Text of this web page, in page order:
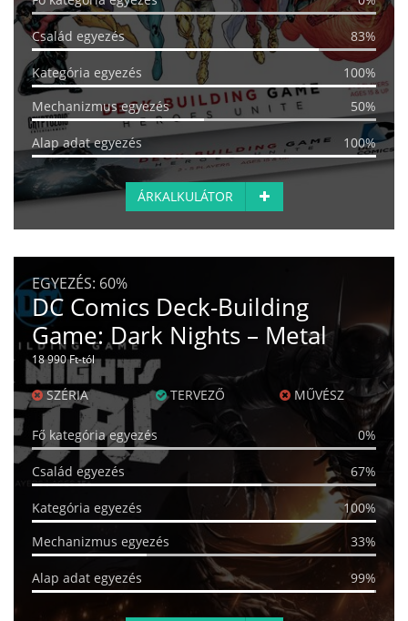
Család egyezés 83%
Kategória egyezés
100%
Mechanizmus egyezés
50%
Alap adat egyezés 100%
ÁRKALKULÁTOR
EGYEZÉS: 60%
DC Comics Deck-Building
Game: Dark Nights – Metal
18 990 Ft-tól
SZÉRIA TERVEZŐ MŰVÉSZ
Fő kategória egyezés 0%
Család egyezés 67%
Kategória egyezés
100%
Mechanizmus egyezés
33%
Alap adat egyezés 99%